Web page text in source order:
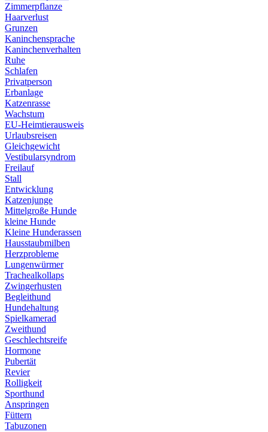
Zimmerpflanze
Haarverlust
Grunzen
Kaninchensprache
Kaninchenverhalten
Ruhe
Schlafen
Privatperson
Erbanlage
Katzenrasse
Wachstum
EU-Heimtierausweis
Urlaubsreisen
Gleichgewicht
Vestibularsyndrom
Freilauf
Stall
Entwicklung
Katzenjunge
Mittelgroße Hunde
kleine Hunde
Kleine Hunderassen
Hausstaubmilben
Herzprobleme
Lungenwürmer
Trachealkollaps
Zwingerhusten
Begleithund
Hundehaltung
Spielkamerad
Zweithund
Geschlechtsreife
Hormone
Pubertät
Revier
Rolligkeit
Sporthund
Anspringen
Füttern
Tabuzonen